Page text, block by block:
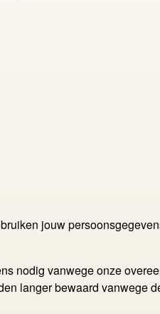
jouw
nodig vanwege onze
langer bewaard vanwege